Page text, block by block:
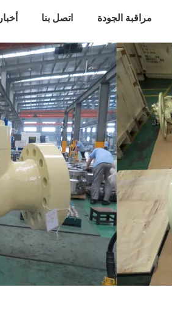
مراقبة الجودة اتصل بنا أخبار